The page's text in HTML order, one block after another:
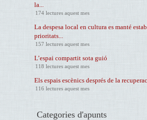
la...
174 lectures aquest mes
La despesa local en cultura es manté
prioritats...
157 lectures aquest mes
L’espai compartit sota guió
118 lectures aquest mes
Els espais escènics després de la
116 lectures aquest mes
Categories d'apunts